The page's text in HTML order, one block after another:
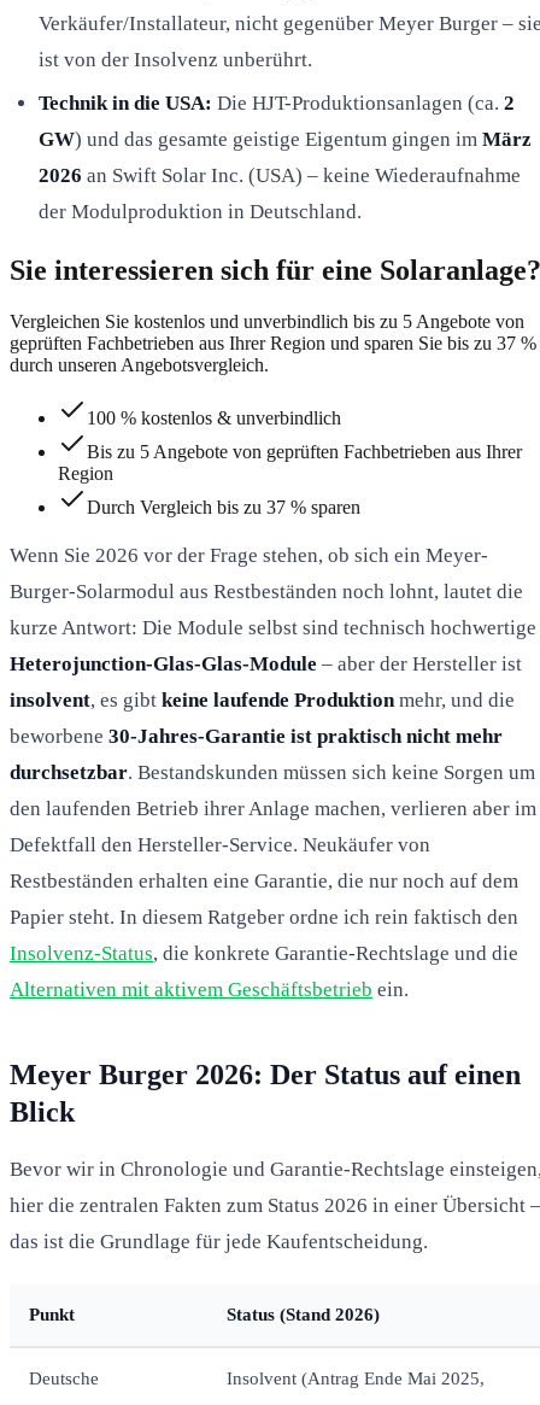
Verkäufer/Installateur, nicht gegenüber Meyer Burger –
ist von der Insolvenz unberührt.
Technik in die USA: Die HJT-Produktionsanlagen (ca. 2
GW) und das gesamte geistige Eigentum gingen im März
2026 an Swift Solar Inc. (USA) – keine Wiederaufnahme
der Modulproduktion in Deutschland.
Sie interessieren sich für eine Solaranlage?
Vergleichen Sie kostenlos und unverbindlich bis zu 5 Angebote von
geprüften Fachbetrieben aus Ihrer Region und sparen Sie bis zu 37 %
durch unseren Angebotsvergleich.
100 % kostenlos & unverbindlich
Bis zu 5 Angebote von geprüften Fachbetrieben aus Ihrer
Region
Durch Vergleich bis zu 37 % sparen
Wenn Sie 2026 vor der Frage stehen, ob sich ein Meyer-
Burger-Solarmodul aus Restbeständen noch lohnt, lautet die
kurze Antwort: Die Module selbst sind technisch hochwertige
Heterojunction-Glas-Glas-Module – aber der Hersteller ist
insolvent, es gibt keine laufende Produktion mehr, und die
beworbene 30-Jahres-Garantie ist praktisch nicht mehr
durchsetzbar. Bestandskunden müssen sich keine Sorgen um
den laufenden Betrieb ihrer Anlage machen, verlieren aber im
Defektfall den Hersteller-Service. Neukäufer von
Restbeständen erhalten eine Garantie, die nur noch auf dem
Papier steht. In diesem Ratgeber ordne ich rein faktisch den
Insolvenz-Status, die konkrete Garantie-Rechtslage und die
Alternativen mit aktivem Geschäftsbetrieb ein.
Meyer Burger 2026: Der Status auf einen
Blick
Bevor wir in Chronologie und Garantie-Rechtslage
hier die zentralen Fakten zum Status 2026 in einer Übersicht –
das ist die Grundlage für jede Kaufentscheidung.
Punkt Status (Stand 2026)
Deutsche
Insolvent (Antrag Ende Mai 2025,